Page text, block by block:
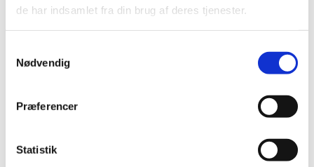
de har indsamlet fra din brug af deres tjenester.
Nødvendig
Præferencer
Statistik
november (4)
august (2)
maj (2)
januar (3)